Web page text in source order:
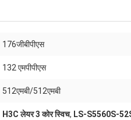
176जीबीपीएस
132 एमपीपीएस
512एमबी/512एमबी
H3C लेयर 3 कोर स्विच, LS-S5560S-